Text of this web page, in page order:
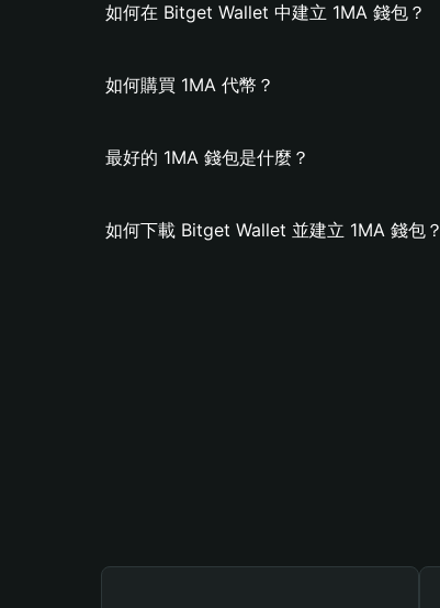
如何在 Bitget Wallet 中建立 1MA 錢包？
如何購買 1MA 代幣？
最好的 1MA 錢包是什麼？
如何下載 Bitget Wallet 並建立 1MA 錢包？